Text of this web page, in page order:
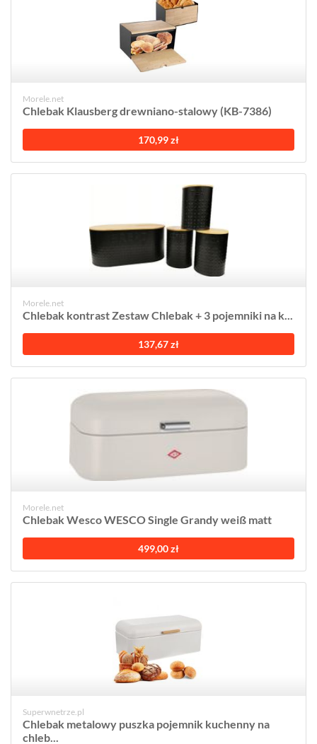
Morele.net
Chlebak Klausberg drewniano-stalowy (KB-7386)
170,99 zł
Morele.net
Chlebak kontrast Zestaw Chlebak + 3 pojemniki na k...
137,67 zł
Morele.net
Chlebak Wesco WESCO Single Grandy weiß matt
499,00 zł
Superwnetrze.pl
Chlebak metalowy puszka pojemnik kuchenny na
chleb...